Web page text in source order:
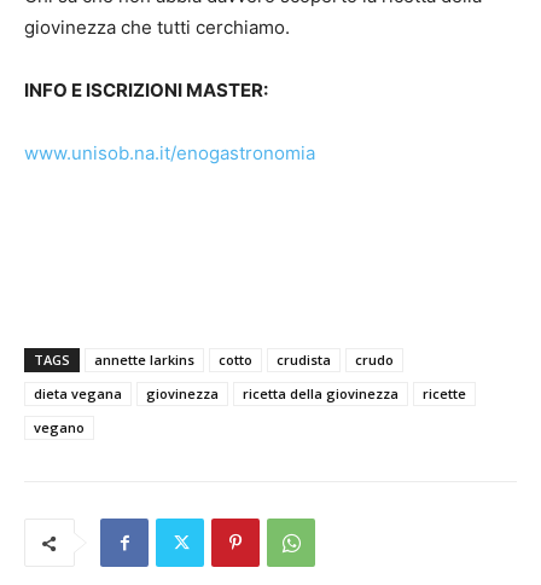
giovinezza che tutti cerchiamo.
INFO E ISCRIZIONI MASTER:
www.unisob.na.it/enogastronomia
TAGS annette larkins cotto crudista
crudo
dieta vegana
giovinezza ricetta della giovinezza
ricette
vegano